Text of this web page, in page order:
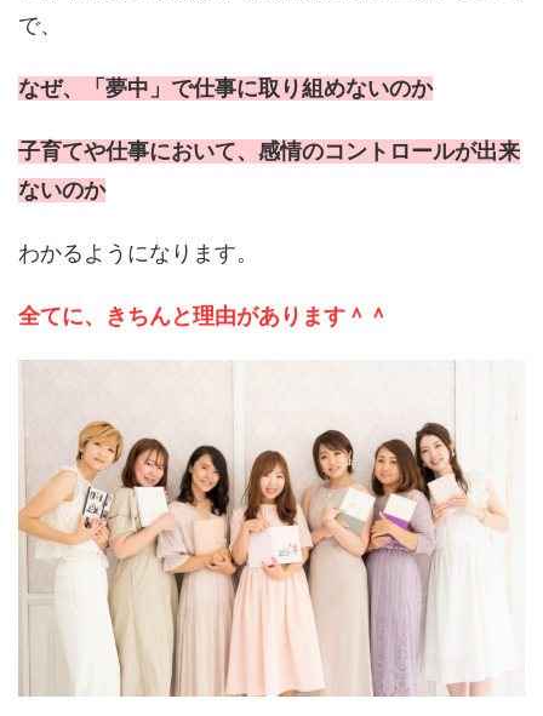
で、
なぜ、「夢中」で仕事に取り組めないのか
子育てや仕事において、感情のコントロールが出来
ないのか
わかるようになります。
全てに、きちんと理由があります＾＾